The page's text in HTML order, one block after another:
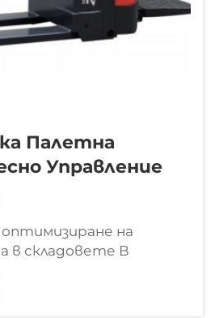
Палетна
Управление
на
в складовете В
на бързото
и складовата
за бързо,